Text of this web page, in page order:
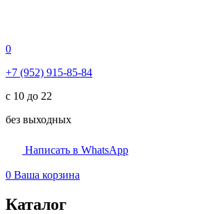
0
+7 (952) 915-85-84
с 10 до 22
без выходных
Написать в WhatsApp
0 Ваша корзина
Каталог